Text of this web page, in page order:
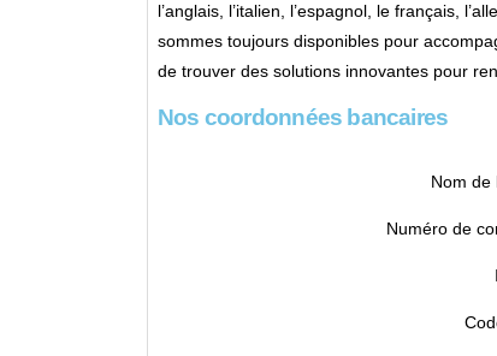
l’anglais, l’italien, l’espagnol, le français,
sommes toujours disponibles pour
de trouver des solutions innovantes pour
Nos coordonnées bancaires
Nom de
Numéro de